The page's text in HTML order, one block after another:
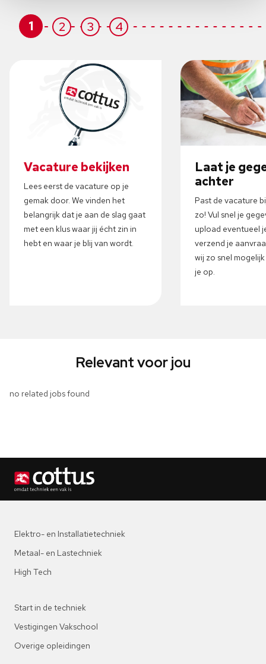
Vacature bekijken
Lees eerst de vacature op je
gemak door. We vinden het
belangrijk dat je aan de slag gaat
met een klus waar jij écht zin in
hebt en waar je blij van wordt.
Laat je
achter
Past de vacature
zo! Vul snel je
upload eventueel
verzend je
wij zo snel
je op.
1 2 3 4
Relevant voor jou
no related jobs found
Elektro- en Installatietechniek
Metaal- en Lastechniek
High Tech
Start in de techniek
Vestigingen Vakschool
Overige opleidingen